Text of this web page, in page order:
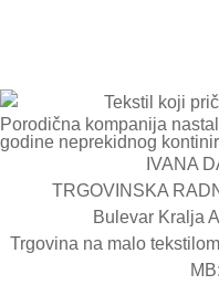
Porodična kompanija
godine neprekidnog
IVANA
TRGOVINSKA
Bulevar Kralja
Trgovina na malo